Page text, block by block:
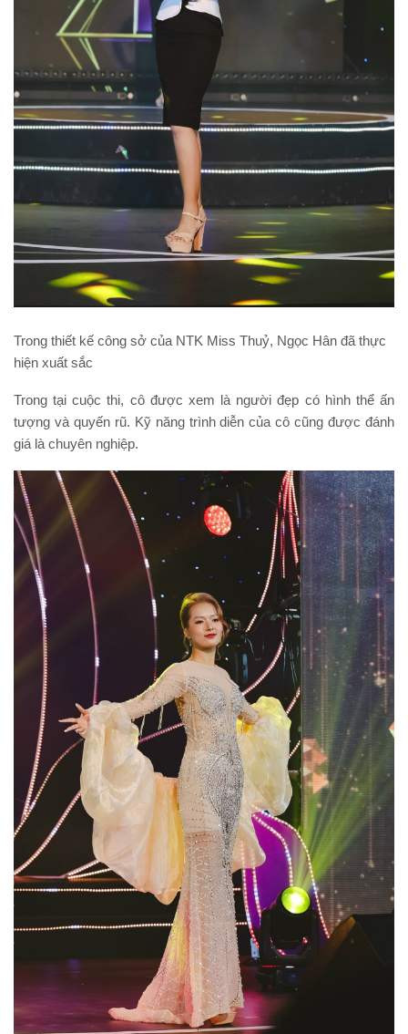
Trong thiết kế công sở của NTK Miss Thuỷ, Ngọc Hân đã thực
hiện xuất sắc
Trong tại cuộc thi, cô được xem là người đẹp có hình thể ấn
tượng và quyến rũ. Kỹ năng trình diễn của cô cũng được đánh
giá là chuyên nghiệp.